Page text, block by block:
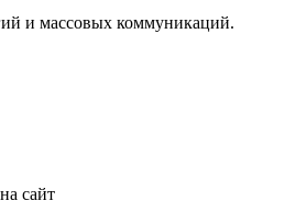
и массовых коммуникаций.
сайт